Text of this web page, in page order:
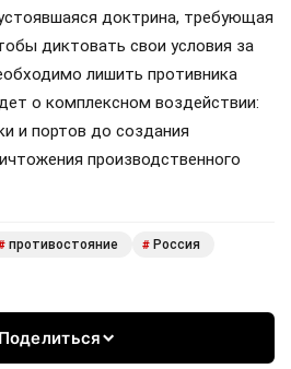
доктрина, требующая
диктовать свои условия за
лишить противника
о комплексном воздействии:
и портов до создания
производственного
противостояние # Россия
Поделиться